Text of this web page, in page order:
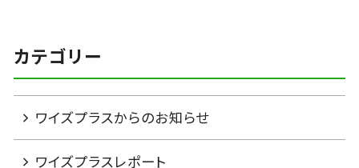
カテゴリー
ワイズプラスからのお知らせ
ワイズプラスレポート